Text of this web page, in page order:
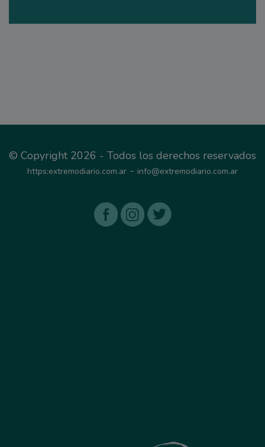
© Copyright 2026 - Todos los derechos reservados
https:extremodiario.com.ar - info@extremodiario.com.ar